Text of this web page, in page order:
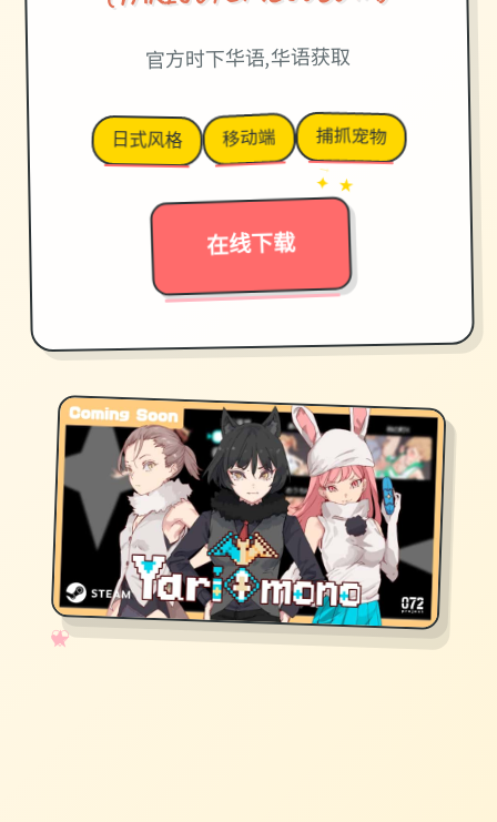
官方时下华语,华语获取
日式风格 移动端 捕抓宠物
在线下载
→
✦ ★
✧
♡
★
♥